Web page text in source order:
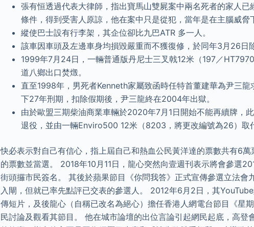
張有恒透過代表大律師，指出寶馬山雙屍案中兩名死者的家人
條件，得到受害人原諒，他在案中只是從犯，當年是在主腦威脅
縱使巴士設有行李架，其企位卻比九巴ATR 多一人。
該車因車頭及左邊車身均損毀嚴重而不獲復修，於同年3月26日
1999年7月24日，一輛普通版丹尼士三叉戟12米（197／
道八鄉出口焚燬。
直至1998年，男死者Kenneth家屬致函時任特首董建華為尹三
下27年刑期，扣除假期後，尹三龍終在2004年出獄。
由於歐盟三期柴油商業車輛於2020年7月1日開始不能再續牌，
退役，並由一輛Enviro500 12米（8203，將更改編號為26）取
快必表示對自己有信心，指上屆自己和熱血公民黃洋達的票數共有6
的票數並當選。 2018年10月11日，龍心突然向壹週刊表示將會參選
街頭攞市民簽名。 其後於蘋果節目《你問我答》正式宣傳參選立法會
入閘，但就已率先點評已交表的參選人。 2012年6月2日，其
傳短片，及後龍心（自稱已改名為絕心）擔任香港人網電台節目《星
民討論及觀看其節目。 他在城市論壇的出位言論引起網民起底，高登